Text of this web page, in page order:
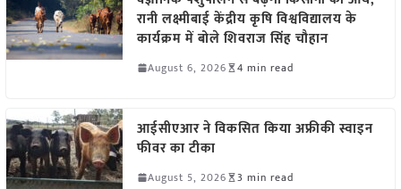
रानी लक्ष्मीबाई केंद्रीय कृषि विश्वविद्यालय के
कार्यक्रम में बोले शिवराज सिंह चौहान
August 6, 2026 4 min read
आईसीएआर ने विकसित किया अफ्रीकी स्वाइन
फीवर का टीका
August 5, 2026 3 min read